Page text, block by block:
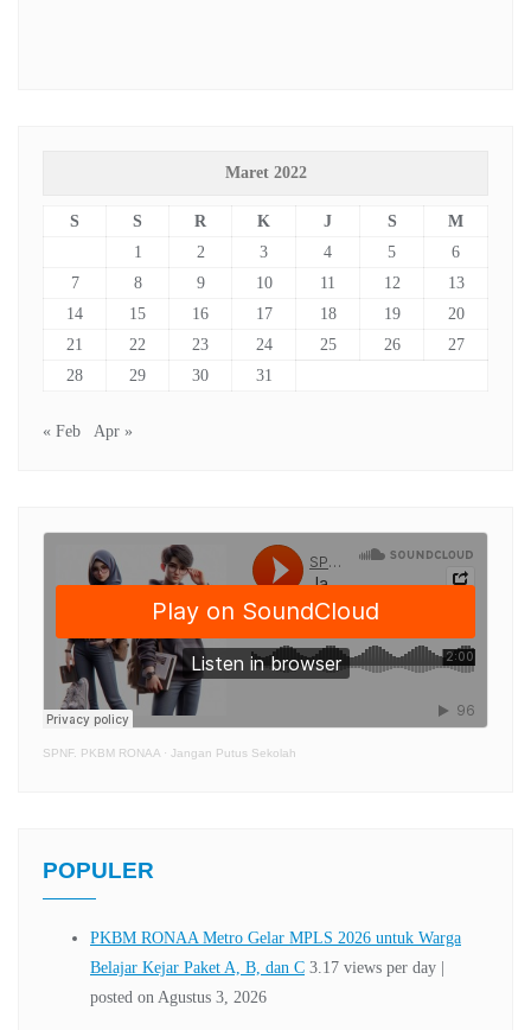
Maret 2022
S S R K J S
M
1
2 3 4 5
6
7
8 9 10 11 12
13
14
15 16 17 18 19
20
21
22 23 24 25 26
27
28
29 30 31
« Feb Apr »
SPNF. PKBM RONAA · Jangan Putus Sekolah
POPULER